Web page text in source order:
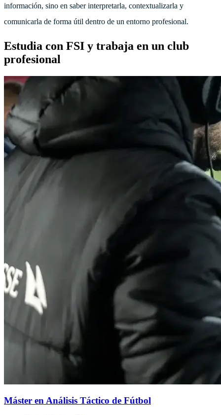
información, sino en saber interpretarla, contextualizarla y
comunicarla de forma útil dentro de un entorno profesional.
Estudia con FSI y trabaja en un club
profesional
Máster en Análisis Táctico de Fútbol